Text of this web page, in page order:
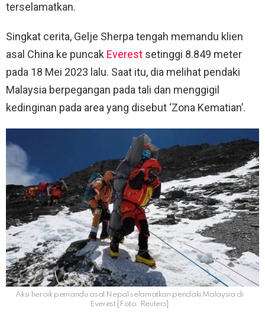
terselamatkan.
Singkat cerita, Gelje Sherpa tengah memandu klien
asal China ke puncak Everest setinggi 8.849 meter
pada 18 Mei 2023 lalu. Saat itu, dia melihat pendaki
Malaysia berpegangan pada tali dan menggigil
kedinginan pada area yang disebut ‘Zona Kematian’.
Aksi heroik pemandu asal Nepal selamatkan pendaki Malaysia di
Everest [Foto: Reuters]